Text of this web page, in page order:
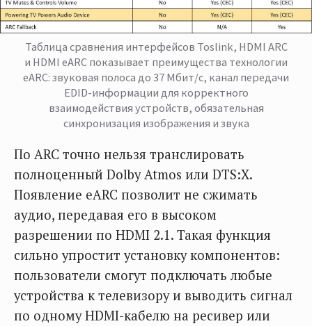
Таблица сравнения интерфейсов Toslink, HDMI ARC
и HDMI eARC показывает преимущества технологии
eARC: звуковая полоса до 37 Мбит/с, канал передачи
EDID-информации для корректного
взаимодействия устройств, обязательная
синхронизация изображения и звука
По ARC точно нельзя транслировать
полноценный Dolby Atmos или DTS:X.
Появление eARC позволит не сжимать
аудио, передавая его в высоком
разрешении по HDMI 2.1. Такая функция
сильно упростит установку компонентов:
пользователи смогут подключать любые
устройства к телевизору и выводить сигнал
по одному HDMI-кабелю на ресивер или